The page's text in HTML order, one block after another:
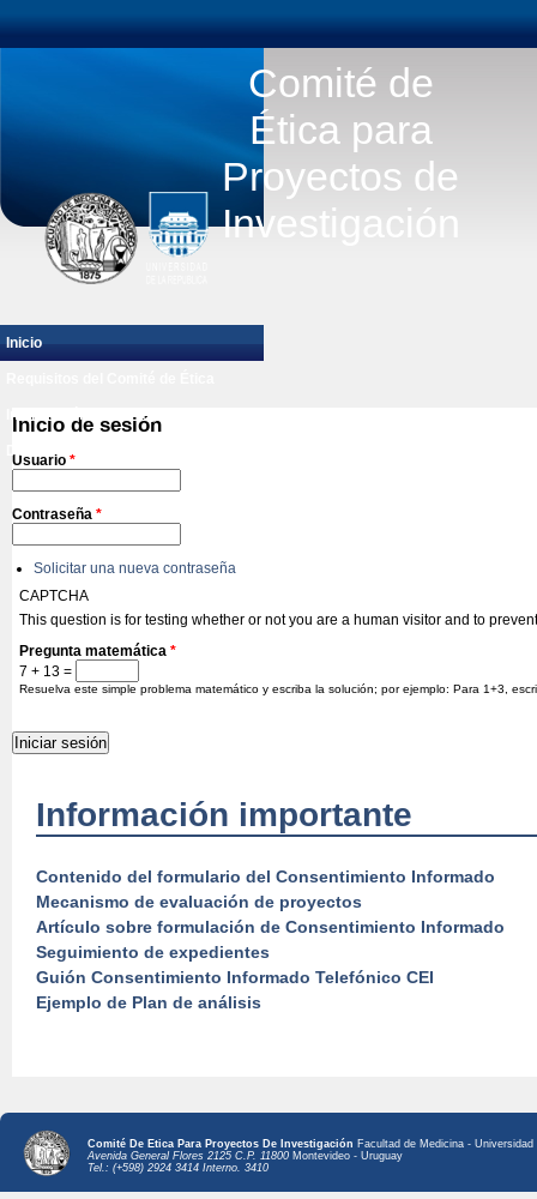
Comité de
Ética para
Proyectos de
Investigación
Inicio
Información para Proyectos
Documentos
Inicio de sesión
Usuario *
Contraseña *
Solicitar una nueva contraseña
CAPTCHA
This question is for testing whether or not you are a human visitor and to
Pregunta matemática *
7 + 13 =
Resuelva este simple problema matemático y escriba la solución; por ejemplo: Para 1+3,
Información importante
Contenido del formulario del Consentimiento Informado
Mecanismo de evaluación de proyectos
Artículo sobre formulación de Consentimiento Informado
Seguimiento de expedientes
Guión Consentimiento Informado Telefónico CEI
Ejemplo de Plan de análisis
Comité De Etica Para Proyectos De Investigación Facultad de Medicina - Universidad
Avenida General Flores 2125 C.P. 11800 Montevideo - Uruguay
Tel.: (+598) 2924 3414 Interno. 3410